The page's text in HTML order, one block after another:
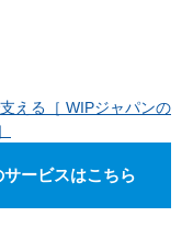
える［ WIPジャパンの
ービスはこちら